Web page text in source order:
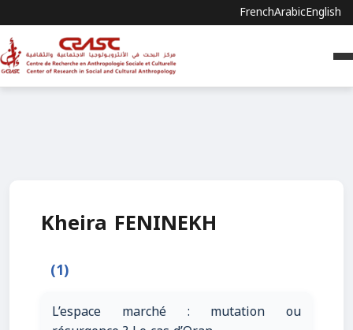
FrenchArabicEnglish
Kheira FENINEKH
(1)
L’espace marché : mutation ou